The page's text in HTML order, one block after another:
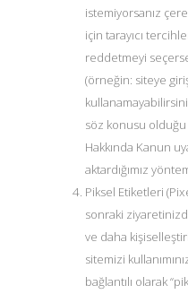
istemiyorsanız
için tarayıcı
reddetmeyi
(örneğin: siteye
söz konusu
Hakkında Kanun
aktardığımız
Piksel Etiketleri
sonraki
ve daha
sitemizi
bağlantılı olarak